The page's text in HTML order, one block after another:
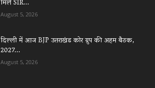
मिले SIR...
August 5, 2026
दिल्ली में आज BJP उत्तराखंड कोर ग्रुप की अहम बैठक,
2027...
August 5, 2026